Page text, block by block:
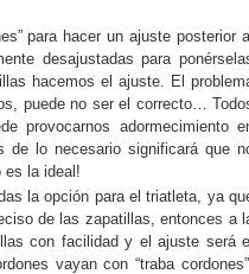
para hacer un ajuste posterior
desajustadas para
hacemos el ajuste. El
puede no ser el correcto…
provocarnos adormecimiento
de lo necesario significará que
es la ideal!
la opción para el triatleta, ya
de las zapatillas, entonces a
con facilidad y el ajuste será el
vayan con “traba